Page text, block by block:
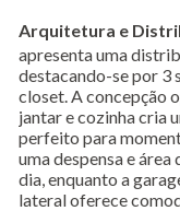
Arquitetura e
apresenta uma
destacando-se por 3
closet. A concepção
jantar e cozinha cria
perfeito para
uma despensa e
dia, enquanto a
lateral oferece